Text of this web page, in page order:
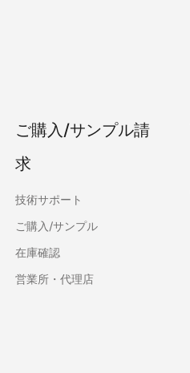
ご購入/サンプル請
求
技術サポート
ご購入/サンプル
在庫確認
営業所・代理店